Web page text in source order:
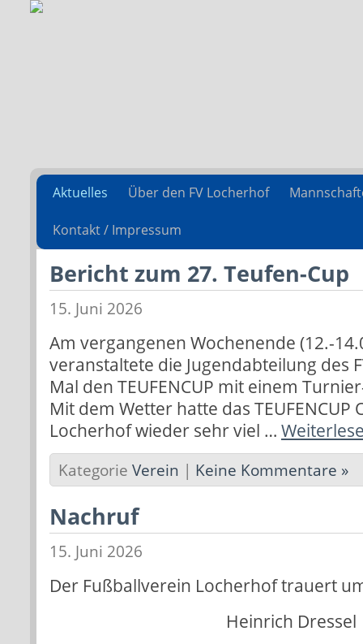
Aktuelles Über den FV Locherhof
Kontakt / Impressum
Bericht zum 27. Teufen-Cup
15. Juni 2026
Am vergangenen Wochenende (12.-
veranstaltete die Jugendabteilung des
Mal den TEUFENCUP mit einem
Mit dem Wetter hatte das TEUFENCUP
Locherhof wieder sehr viel …
Kategorie Verein | Keine Kommentare »
Nachruf
15. Juni 2026
Der Fußballverein Locherhof trauert
Heinrich Dressel